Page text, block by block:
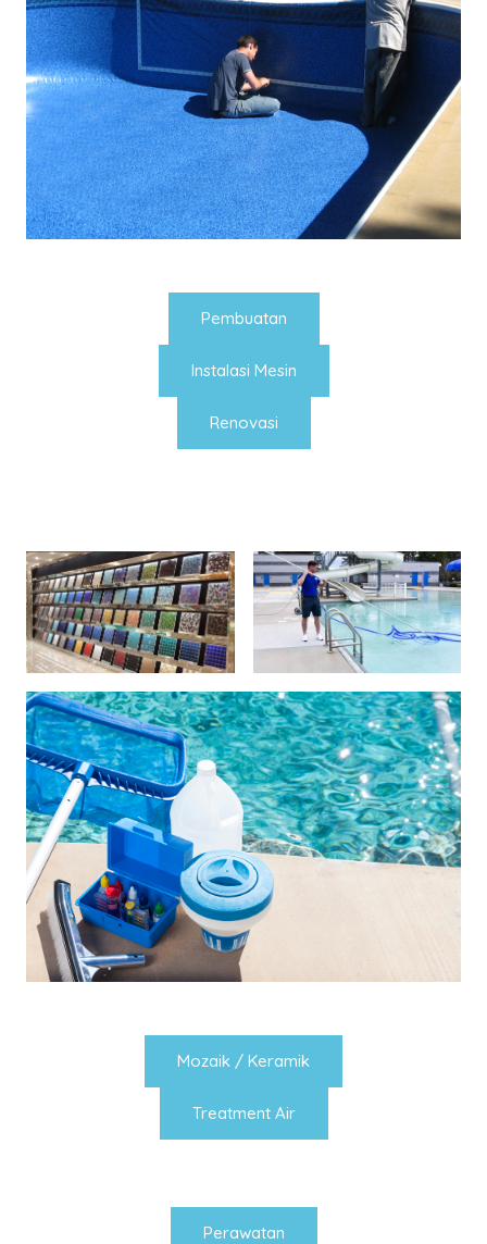
Pembuatan
Instalasi Mesin
Renovasi
Mozaik / Keramik
Treatment Air
Perawatan